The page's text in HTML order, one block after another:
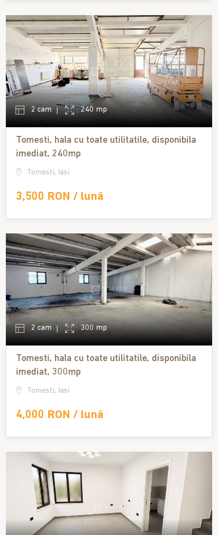
2 cam 240 mp
Tomesti, hala cu toate utilitatile, disponibila
imediat, 240mp
Tomesti, Iasi
3,500 RON / lună
2 cam 300 mp
Tomesti, hala cu toate utilitatile, disponibila
imediat, 300mp
Tomesti, Iasi
4,000 RON / lună